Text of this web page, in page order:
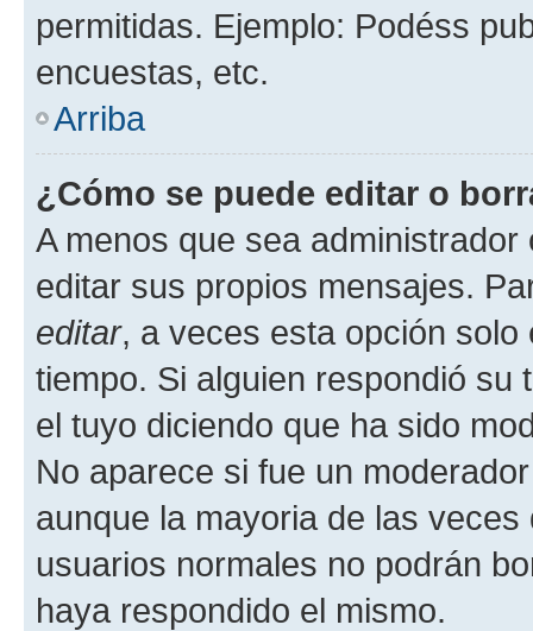
permitidas. Ejemplo: Podéss
encuestas, etc.
Arriba
¿Cómo se puede editar o
A menos que sea
editar sus propios mensajes.
editar, a veces esta opción
tiempo. Si alguien respondió
el tuyo diciendo que ha sido
No aparece si fue un
aunque la mayoria de las
usuarios normales no podrán
haya respondido el mismo.